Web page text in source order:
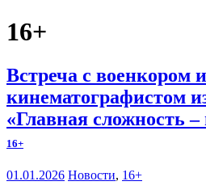
16+
Встреча с военкором
кинематографистом
«Главная сложность
16+
01.01.2026 Новости, 16+